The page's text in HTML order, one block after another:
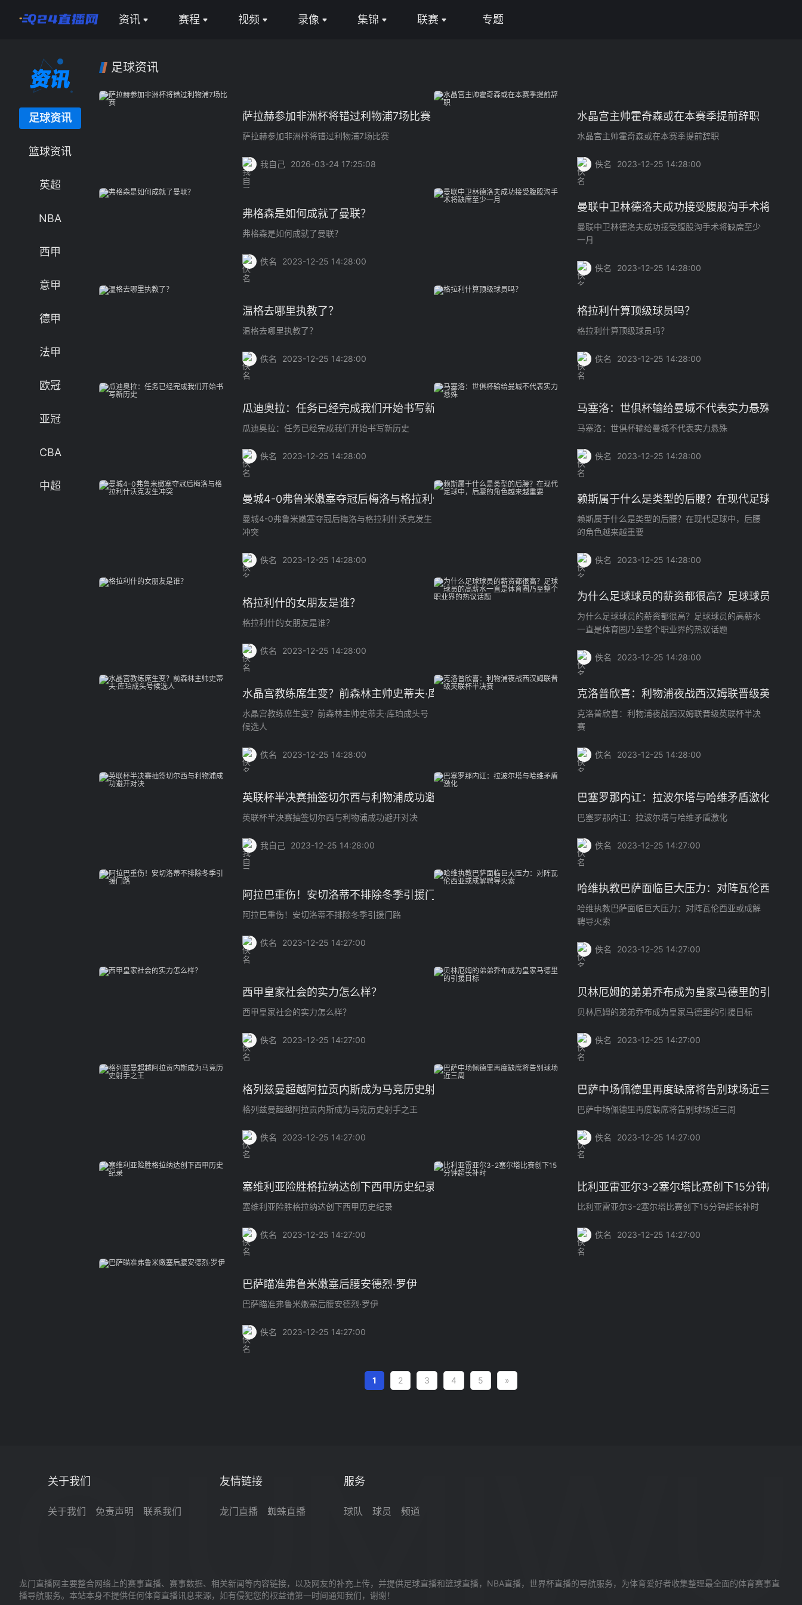
资讯
意甲
赛程
意甲
视频
篮球视频
录像
篮球录像
集锦
篮球集锦
联赛
意甲
中超
专题
足球资讯
篮球资讯
英超
NBA
西甲
意甲
德甲
法甲
欧冠
亚冠
CBA
中超
足球资讯
萨拉赫参加非洲杯将错过利物浦7场比赛
萨拉赫参加非洲杯将错过利物浦7场比赛
我自己 2026-03-24 17:25:08
水晶宫主帅霍奇森或在本赛季提前辞职
水晶宫主帅霍奇森或在本赛季提前辞职
佚名 2023-12-25 14:28:00
弗格森是如何成就了曼联？
弗格森是如何成就了曼联？
佚名 2023-12-25 14:28:00
曼联中卫林德洛夫成功接受腹股沟手术将缺席
曼联中卫林德洛夫成功接受腹股沟手术将缺席至少
一月
佚名 2023-12-25 14:28:00
温格去哪里执教了？
温格去哪里执教了？
佚名 2023-12-25 14:28:00
格拉利什算顶级球员吗？
格拉利什算顶级球员吗？
佚名 2023-12-25 14:28:00
瓜迪奥拉：任务已经完成我们开始书写新历史
瓜迪奥拉：任务已经完成我们开始书写新历史
佚名 2023-12-25 14:28:00
马塞洛：世俱杯输给曼城不代表实力悬殊
马塞洛：世俱杯输给曼城不代表实力悬殊
佚名 2023-12-25 14:28:00
曼城4-0弗鲁米嫩塞夺冠后梅洛与格拉利什沃克发生冲突
曼城4-0弗鲁米嫩塞夺冠后梅洛与格拉利什沃克发生
冲突
佚名 2023-12-25 14:28:00
赖斯属于什么是类型的后腰？在现代足球中，
赖斯属于什么是类型的后腰？在现代足球中，后腰
的角色越来越重要
佚名 2023-12-25 14:28:00
格拉利什的女朋友是谁？
格拉利什的女朋友是谁？
佚名 2023-12-25 14:28:00
为什么足球球员的薪资都很高？足球球员的高
为什么足球球员的薪资都很高？足球球员的高薪水
一直是体育圈乃至整个职业界的热议话题
佚名 2023-12-25 14:28:00
水晶宫教练席生变？前森林主帅史蒂夫·库珀成头号候选人
水晶宫教练席生变？前森林主帅史蒂夫·库珀成头号
候选人
佚名 2023-12-25 14:28:00
克洛普欣喜：利物浦夜战西汉姆联晋级英联杯
克洛普欣喜：利物浦夜战西汉姆联晋级英联杯半决
赛
佚名 2023-12-25 14:28:00
英联杯半决赛抽签切尔西与利物浦成功避开对决
英联杯半决赛抽签切尔西与利物浦成功避开对决
我自己 2023-12-25 14:28:00
巴塞罗那内讧：拉波尔塔与哈维矛盾激化
巴塞罗那内讧：拉波尔塔与哈维矛盾激化
佚名 2023-12-25 14:27:00
阿拉巴重伤！安切洛蒂不排除冬季引援门路
阿拉巴重伤！安切洛蒂不排除冬季引援门路
佚名 2023-12-25 14:27:00
哈维执教巴萨面临巨大压力：对阵瓦伦西亚或
哈维执教巴萨面临巨大压力：对阵瓦伦西亚或成解
聘导火索
佚名 2023-12-25 14:27:00
西甲皇家社会的实力怎么样？
西甲皇家社会的实力怎么样？
佚名 2023-12-25 14:27:00
贝林厄姆的弟弟乔布成为皇家马德里的引援目标
贝林厄姆的弟弟乔布成为皇家马德里的引援目标
佚名 2023-12-25 14:27:00
格列兹曼超越阿拉贡内斯成为马竞历史射手之王
格列兹曼超越阿拉贡内斯成为马竞历史射手之王
佚名 2023-12-25 14:27:00
巴萨中场佩德里再度缺席将告别球场近三周
巴萨中场佩德里再度缺席将告别球场近三周
佚名 2023-12-25 14:27:00
塞维利亚险胜格拉纳达创下西甲历史纪录
塞维利亚险胜格拉纳达创下西甲历史纪录
佚名 2023-12-25 14:27:00
比利亚雷亚尔3-2塞尔塔比赛创下15分钟超长补
比利亚雷亚尔3-2塞尔塔比赛创下15分钟超长补时
佚名 2023-12-25 14:27:00
巴萨瞄准弗鲁米嫩塞后腰安德烈·罗伊
巴萨瞄准弗鲁米嫩塞后腰安德烈·罗伊
佚名 2023-12-25 14:27:00
1 2 3 4 5 »
关于我们
关于我们 免责声明 联系我们
友情链接
龙门直播 蜘蛛直播
服务
球队 球员 频道
龙门直播网主要整合网络上的赛事直播、赛事数据、相关新闻等内容链接，以及网友的补充上传，并提供足球直播和篮球直播，NBA直播，世界杯直播的导航服务，为体育爱好者收集整理最全面的体育赛事直
播导航服务。本站本身不提供任何体育直播讯息来源，如有侵犯您的权益请第一时间通知我们，谢谢！